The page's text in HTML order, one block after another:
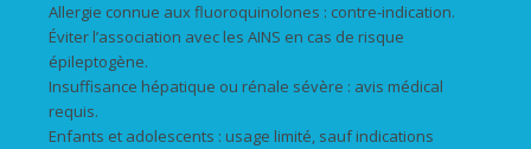
Allergie connue aux fluoroquinolones : contre-indication.
Éviter l’association avec les AINS en cas de risque
épileptogène.
Insuffisance hépatique ou rénale sévère : avis médical
requis.
Enfants et adolescents : usage limité, sauf indications